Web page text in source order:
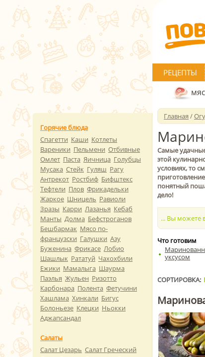
РЕЦЕПТЫ
Главная /
Самые
этой
условиях, то
понятный
дело!
... Вы можете
Что готовим
уксусом
СОРТИРОВКА:
Горячие блюда
Спагетти Каши Котлеты
Вареники Пельмени Отбивные
Омлет Паста Яичница Голубцы
Мусака Стейк Гуляш Рагу
Антрекот Ростбиф Бифштекс
Тефтели Плов Фрикадельки
Жаркое Шницель Равиоли
Зразы Карри Лазанья Кебаб
Манты Долма Бефстроганов
Бешбармак Мясо по-
французски Галушки Азу
Буженина Фрикасе Лобио
Шашлык Рататуй Чахохбили
Ежики Мамалыга Шаурма
Паэлья Жульен Ризотто
Карбонара Полента Фетучини
Хашлама Хинкали Бигус
Болоньезе Клецки Ньокки
Аджапсандал
Салаты
Салат Цезарь Салат Греческий